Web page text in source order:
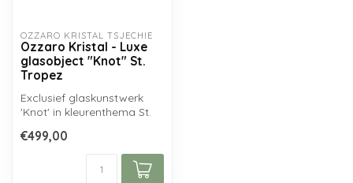
OZZARO KRISTAL TSJECHIË
Ozzaro Kristal - Luxe
glasobject "Knot" St.
Tropez
Exclusief glaskunstwerk
'Knot' in kleurenthema St.
zuiv...
€499,00